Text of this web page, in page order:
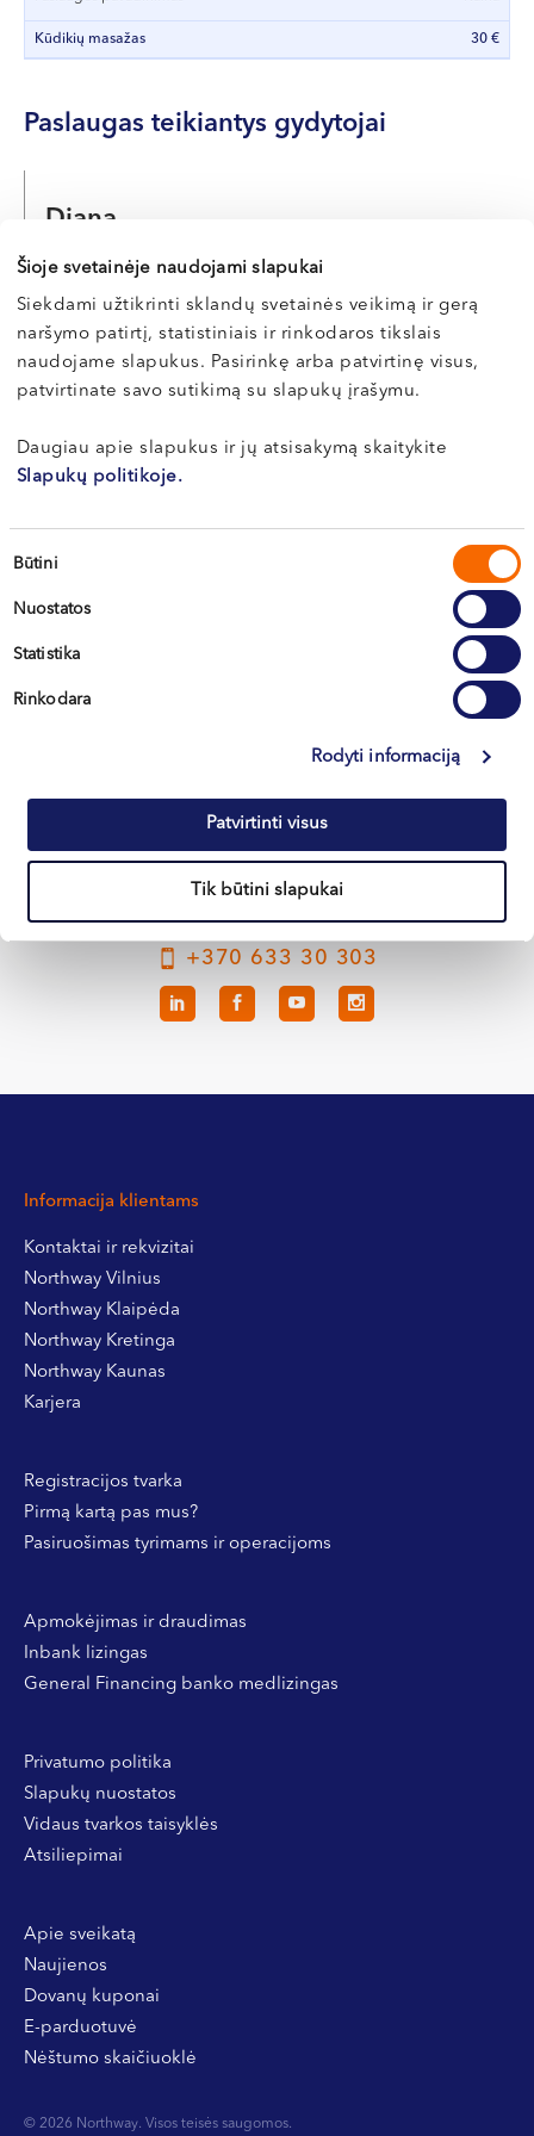
Šioje svetainėje naudojami slapukai
Siekdami užtikrinti sklandų svetainės veikimą ir gerą
naršymo patirtį, statistiniais ir rinkodaros tikslais
naudojame slapukus. Pasirinkę arba patvirtinę visus,
patvirtinate savo sutikimą su slapukų įrašymu.
Daugiau apie slapukus ir jų atsisakymą skaitykite
Slapukų politikoje.
Sutikimo
Būtini
Nuostatos
Statistika
Rinkodara
Rodyti informaciją
Patvirtinti visus
Tik būtini slapukai
VI, VII --
jo gyvenimo mėnesį, kuomet sumažėja jo rankų ir kojų
raumenų tonusas. Kūdikiai paprastai turi būti reguliariai
atpalaiduojantis – raminantis masažas.
Kūdikių masažas 30 €
Paslaugas teikiantys gydytojai
Diana
JOČYTĖ-KERPAUSKIENĖ
Kineziterapeutė
LT , EN , RU
Vilnius, S. Žukausko g. 19
Kretinga
+370 633 30 303
Informacija klientams
Kontaktai ir rekvizitai
Northway Vilnius
Northway Klaipėda
Northway Kretinga
Northway Kaunas
Karjera
Registracijos tvarka
Pirmą kartą pas mus?
Pasiruošimas tyrimams ir operacijoms
Apmokėjimas ir draudimas
Inbank lizingas
General Financing banko medlizingas
Privatumo politika
Slapukų nuostatos
Vidaus tvarkos taisyklės
Atsiliepimai
Apie sveikatą
Naujienos
Dovanų kuponai
E-parduotuvė
Nėštumo skaičiuoklė
© 2026 Northway. Visos teisės saugomos.